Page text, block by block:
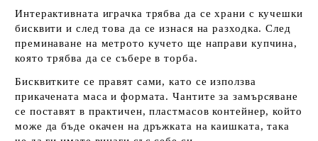
Интерактивната играчка трябва да се храни с кучешки
бисквити и след това да се изнася на разходка. След
преминаване на метрото кучето ще направи купчина,
която трябва да се събере в торба.
Бисквитките се правят сами, като се използва
прикачената маса и формата. Чантите за замърсяване
се поставят в практичен, пластмасов контейнер, който
може да бъде окачен на дръжката на каишката, така